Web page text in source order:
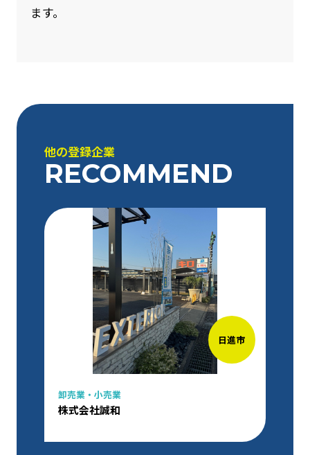
ます。
他の登録企業
RECOMMEND
日進市
卸売業・小売業
株式会社誠和